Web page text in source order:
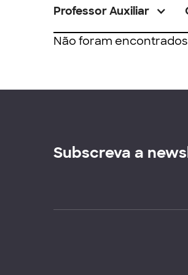
Professor Auxiliar
Não foram
Subscreva a